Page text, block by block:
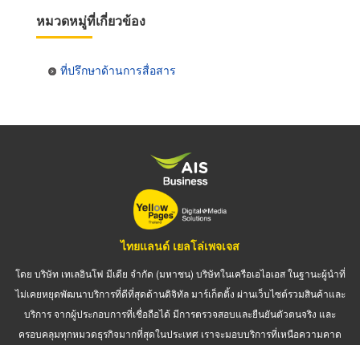
หมวดหมู่ที่เกี่ยวข้อง
ที่ปรึกษาด้านการสื่อสาร
ไทยแลนด์ เยลโล่เพจเจส
โดย บริษัท เทเลอินโฟ มีเดีย จำกัด (มหาชน) บริษัทในเครือเอไอเอส ในฐานะผู้นำที่
ไม่เคยหยุดพัฒนาบริการที่ดีที่สุดด้านดิจิทัล มาร์เก็ตติ้ง ผ่านเว็บไซต์รวมสินค้าและ
บริการ จากผู้ประกอบการที่เชื่อถือได้ มีการตรวจสอบและยืนยันตัวตนจริง และ
ครอบคลุมทุกหมวดธุรกิจมากที่สุดในประเทศ เราจะมอบบริการที่เหนือความคาด